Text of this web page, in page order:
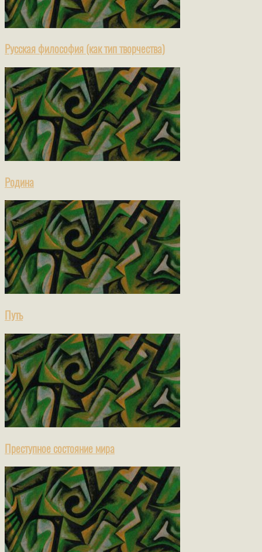
Русская философия (как тип творчества)
Родина
Путь
Преступное состояние мира